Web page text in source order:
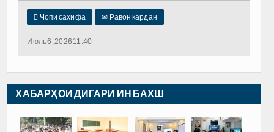
 Чопи саҳифа ✉ Равон кардан
Июль 6, 2026 11:40
ХАБАРҲОИ ДИГАРИ ИН БАХШ